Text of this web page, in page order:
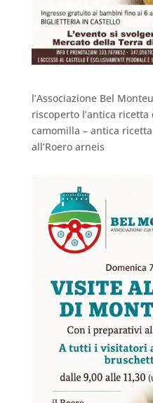
l’Associazione Bel
riscoperto l’antica ricetta
camomilla – antica
all’Roero arneis